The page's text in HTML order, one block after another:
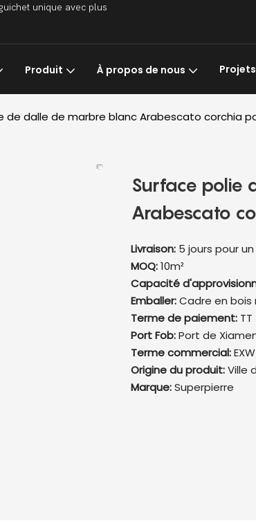
unique avec plus
Produit À propos de nous Projets
de dalle de marbre blanc Arabescato corchia
Surface polie
Arabescato
Livraison: 5 jours pour
MOQ:10m²
Capacité
Emballer:Cadre en
Terme de paiement: TT
Port Fob:Port de
Terme commercial:
Origine du produit:Ville
Marque:Superpierre